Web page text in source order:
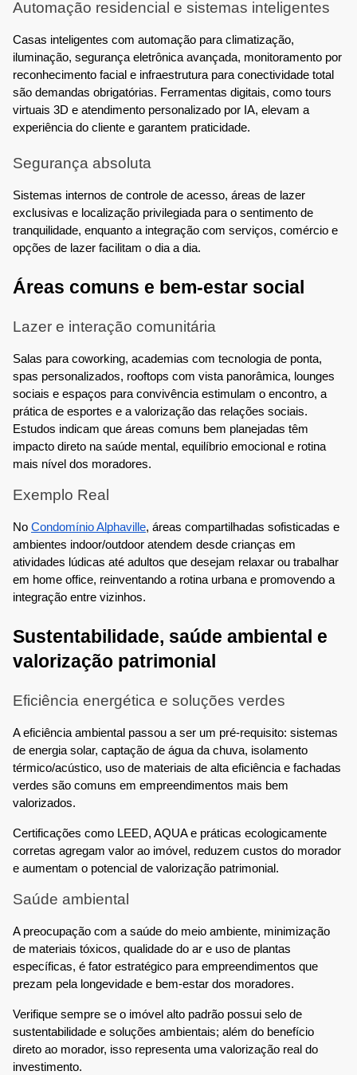
Automação residencial e sistemas inteligentes
Casas inteligentes com automação para climatização,
iluminação, segurança eletrônica avançada, monitoramento por
reconhecimento facial e infraestrutura para conectividade total
são demandas obrigatórias. Ferramentas digitais, como tours
virtuais 3D e atendimento personalizado por IA, elevam a
experiência do cliente e garantem praticidade.
Segurança absoluta
Sistemas internos de controle de acesso, áreas de lazer
exclusivas e localização privilegiada para o sentimento de
tranquilidade, enquanto a integração com serviços, comércio e
opções de lazer facilitam o dia a dia.
Áreas comuns e bem-estar social
Lazer e interação comunitária
Salas para coworking, academias com tecnologia de ponta,
spas personalizados, rooftops com vista panorâmica, lounges
sociais e espaços para convivência estimulam o encontro, a
prática de esportes e a valorização das relações sociais.
Estudos indicam que áreas comuns bem planejadas têm
impacto direto na saúde mental, equilíbrio emocional e rotina
mais nível dos moradores.
Exemplo Real
No Condomínio Alphaville, áreas compartilhadas sofisticadas e
ambientes indoor/outdoor atendem desde crianças em
atividades lúdicas até adultos que desejam relaxar ou trabalhar
em home office, reinventando a rotina urbana e promovendo a
integração entre vizinhos.
Sustentabilidade, saúde ambiental e
valorização patrimonial
Eficiência energética e soluções verdes
A eficiência ambiental passou a ser um pré-requisito: sistemas
de energia solar, captação de água da chuva, isolamento
térmico/acústico, uso de materiais de alta eficiência e fachadas
verdes são comuns em empreendimentos mais bem
valorizados.
Certificações como LEED, AQUA e práticas ecologicamente
corretas agregam valor ao imóvel, reduzem custos do morador
e aumentam o potencial de valorização patrimonial.
Saúde ambiental
A preocupação com a saúde do meio ambiente, minimização
de materiais tóxicos, qualidade do ar e uso de plantas
específicas, é fator estratégico para empreendimentos que
prezam pela longevidade e bem-estar dos moradores.
Verifique sempre se o imóvel alto padrão possui selo de
sustentabilidade e soluções ambientais; além do benefício
direto ao morador, isso representa uma valorização real do
investimento.